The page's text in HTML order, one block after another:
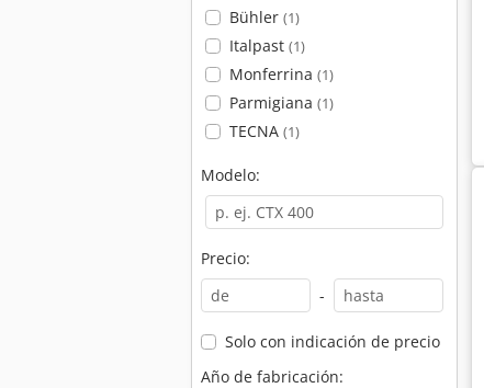
Bühler (1)
Italpast (1)
Monferrina (1)
Parmigiana (1)
TECNA (1)
Modelo:
Precio:
-
Solo con indicación de precio
Año de fabricación: